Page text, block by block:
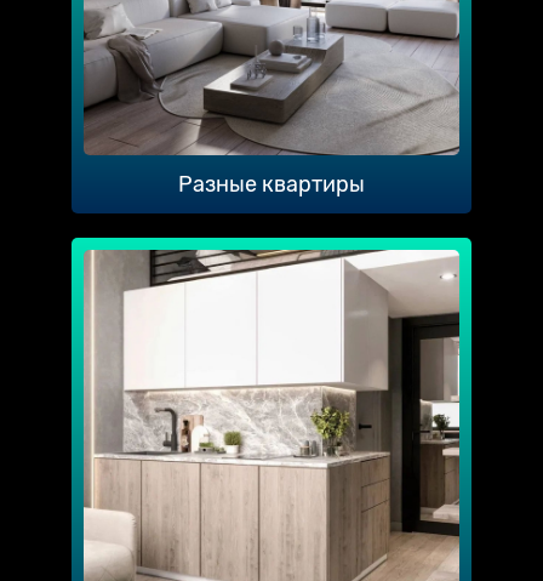
Разные квартиры